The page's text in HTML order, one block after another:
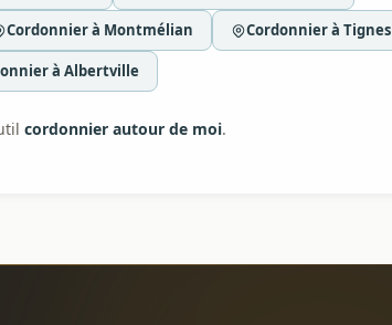
Cordonnier à Montmélian Cordonnier à Tignes
à Albertville
cordonnier autour de moi.